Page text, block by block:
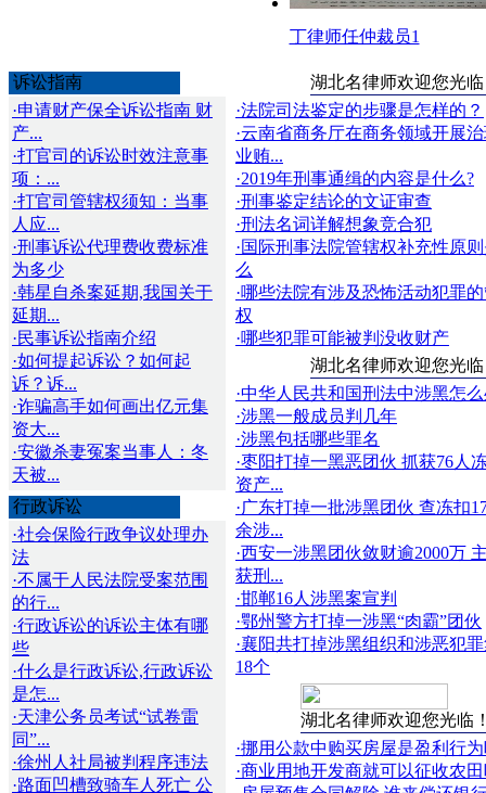
丁律师任仲裁员1
诉讼指南
·申请财产保全诉讼指南 财
产...
·打官司的诉讼时效注意事
项：...
·打官司管辖权须知：当事
人应...
·刑事诉讼代理费收费标准
为多少
·韩星自杀案延期,我国关于
延期...
·民事诉讼指南介绍
·如何提起诉讼？如何起
诉？诉...
·诈骗高手如何画出亿元集
资大...
·安徽杀妻冤案当事人：冬
天被...
行政诉讼
·社会保险行政争议处理办
法
·不属于人民法院受案范围
的行...
·行政诉讼的诉讼主体有哪
些
·什么是行政诉讼,行政诉讼
是怎...
·天津公务员考试“试卷雷
同”...
·徐州人社局被判程序违法
·路面凹槽致骑车人死亡 公
湖北名律师欢迎您光
·法院司法鉴定的步骤是怎样的？
·云南省商务厅在商务领域开展
业贿...
·2019年刑事通缉的内容是什么?
·刑事鉴定结论的文证审查
·刑法名词详解想象竞合犯
·国际刑事法院管辖权补充性原
么
·哪些法院有涉及恐怖活动犯罪
权
·哪些犯罪可能被判没收财产
湖北名律师欢迎您光
·中华人民共和国刑法中涉黑怎
·涉黑一般成员判几年
·涉黑包括哪些罪名
·枣阳打掉一黑恶团伙 抓获76人
资产...
·广东打掉一批涉黑团伙 查冻扣
余涉...
·西安一涉黑团伙敛财逾2000万
获刑...
·邯郸16人涉黑案宣判
·鄂州警方打掉一涉黑“肉霸”团伙
·襄阳共打掉涉黑组织和涉恶犯
18个
湖北名律师欢迎您光临
·挪用公款中购买房屋是盈利行
·商业用地开发商就可以征收农